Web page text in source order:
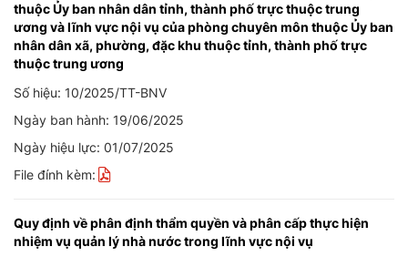
thuộc Ủy ban nhân dân tỉnh, thành phố trực thuộc trung
ương và lĩnh vực nội vụ của phòng chuyên môn thuộc Ủy ban
nhân dân xã, phường, đặc khu thuộc tỉnh, thành phố trực
thuộc trung ương
Số hiệu: 10/2025/TT-BNV
Ngày ban hành: 19/06/2025
Ngày hiệu lực: 01/07/2025
File đính kèm:
Quy định về phân định thẩm quyền và phân cấp thực hiện
nhiệm vụ quản lý nhà nước trong lĩnh vực nội vụ